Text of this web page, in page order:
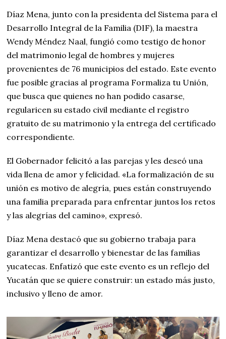
Díaz Mena, junto con la presidenta del Sistema para el
Desarrollo Integral de la Familia (DIF), la maestra
Wendy Méndez Naal, fungió como testigo de honor
del matrimonio legal de hombres y mujeres
provenientes de 76 municipios del estado. Este evento
fue posible gracias al programa Formaliza tu Unión,
que busca que quienes no han podido casarse,
regularicen su estado civil mediante el registro
gratuito de su matrimonio y la entrega del certificado
correspondiente.
El Gobernador felicitó a las parejas y les deseó una
vida llena de amor y felicidad. «La formalización de su
unión es motivo de alegría, pues están construyendo
una familia preparada para enfrentar juntos los retos
y las alegrías del camino», expresó.
Díaz Mena destacó que su gobierno trabaja para
garantizar el desarrollo y bienestar de las familias
yucatecas. Enfatizó que este evento es un reflejo del
Yucatán que se quiere construir: un estado más justo,
inclusivo y lleno de amor.